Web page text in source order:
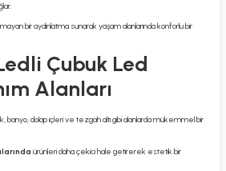
bir aydınlatma sunarak yaşam alanlarında konforlu bir
Çubuk Led
Alanları
banyo, dolap içleri ve tezgah altı gibi alanlarda mükemmel bir
ürünleri daha çekici hale getirerek estetik bir